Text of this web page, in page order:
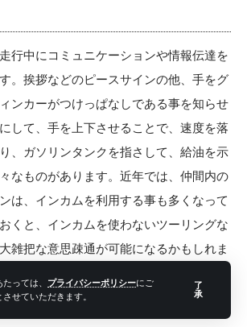
っては、 プライバシーポリシーにご
せていただきます。
了
承
行中にコミュニケーションや情報伝達を
。挨拶などのピースサインの他、手をグ
ンカーがつけっぱなしである事を知らせ
して、手を上下させることで、速度を落
、ガソリンタンクを指さして、給油を示
なものがあります。近年では、仲間内の
は、インカムを利用する事も多くなって
くと、インカムを使わないツーリングな
雑把な意思疎通が可能になるかもしれま
ンドサインで、速度取締がある事に気づ